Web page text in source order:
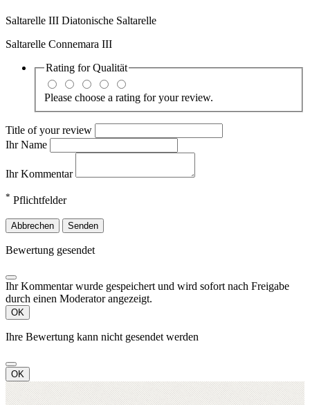
Saltarelle III Diatonische Saltarelle
Saltarelle Connemara III
Rating forQualität
Please choose a rating for your review.
Title of your review
Ihr Name
Ihr Kommentar
* Pflichtfelder
Abbrechen Senden
Bewertung gesendet
Ihr Kommentar wurde gespeichert und wird sofort nach Freigabe
durch einen Moderator angezeigt.
OK
Ihre Bewertung kann nicht gesendet werden
OK